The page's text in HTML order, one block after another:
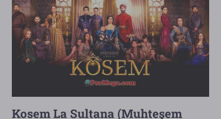
Kosem La Sultana (Muhteşem